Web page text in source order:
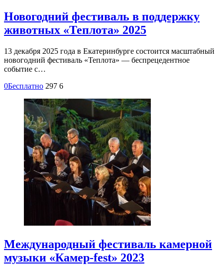
Новогодний фестиваль в поддержку
животных «Теплота» 2025
13 декабря 2025 года в Екатеринбурге состоится масштабный
новогодний фестиваль «Теплота» — беспрецедентное
событие с…
0Бесплатно 297 6
Международный фестиваль камерной
музыки «Камер-fest» 2023